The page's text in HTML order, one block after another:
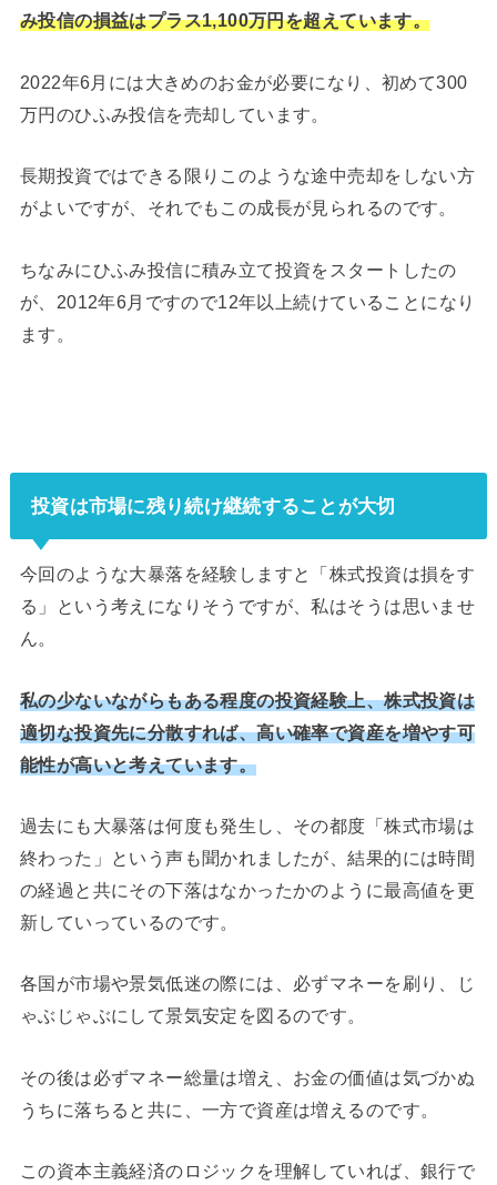
み投信の損益はプラス1,100万円を超えています。
2022年6月には大きめのお金が必要になり、初めて300
万円のひふみ投信を売却しています。
長期投資ではできる限りこのような途中売却をしない方
がよいですが、それでもこの成長が見られるのです。
ちなみにひふみ投信に積み立て投資をスタートしたの
が、2012年6月ですので12年以上続けていることになり
ます。
投資は市場に残り続け継続することが大切
今回のような大暴落を経験しますと「株式投資は損をす
る」という考えになりそうですが、私はそうは思いませ
ん。
私の少ないながらもある程度の投資経験上、株式投資は
適切な投資先に分散すれば、高い確率で資産を増やす可
能性が高いと考えています。
過去にも大暴落は何度も発生し、その都度「株式市場は
終わった」という声も聞かれましたが、結果的には時間
の経過と共にその下落はなかったかのように最高値を更
新していっているのです。
各国が市場や景気低迷の際には、必ずマネーを刷り、じ
ゃぶじゃぶにして景気安定を図るのです。
その後は必ずマネー総量は増え、お金の価値は気づかぬ
うちに落ちると共に、一方で資産は増えるのです。
この資本主義経済のロジックを理解していれば、銀行で